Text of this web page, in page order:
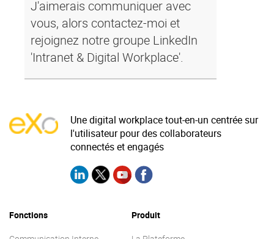
J'aimerais communiquer avec
vous, alors contactez-moi et
rejoignez notre groupe LinkedIn
'Intranet & Digital Workplace'.
Une digital workplace tout-en-un centrée sur
l'utilisateur pour des collaborateurs
connectés et engagés
Fonctions Produit